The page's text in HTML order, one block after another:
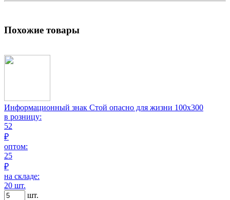
Похожие товары
Информационный знак Стой опасно для жизни 100х300
в розницу:
52
₽
оптом:
25
₽
на складе:
20 шт.
шт.